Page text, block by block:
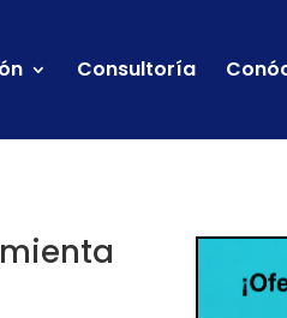
Consultoría